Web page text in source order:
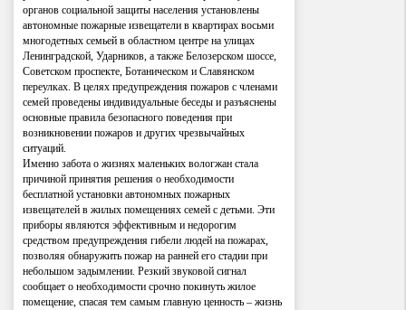
органов социальной защиты населения установлены
автономные пожарные извещатели в квартирах восьми
многодетных семьей в областном центре на улицах
Ленинградской, Ударников, а также Белозерском шоссе,
Советском проспекте, Ботаническом и Славянском
переулках. В целях предупреждения пожаров с членами
семей проведены индивидуальные беседы и разъяснены
основные правила безопасного поведения при
возникновении пожаров и других чрезвычайных
ситуаций.
Именно забота о жизнях маленьких вологжан стала
причиной принятия решения о необходимости
бесплатной установки автономных пожарных
извещателей в жилых помещениях семей с детьми. Эти
приборы являются эффективным и недорогим
средством предупреждения гибели людей на пожарах,
позволяя обнаружить пожар на ранней его стадии при
небольшом задымлении. Резкий звуковой сигнал
сообщает о необходимости срочно покинуть жилое
помещение, спасая тем самым главную ценность – жизнь